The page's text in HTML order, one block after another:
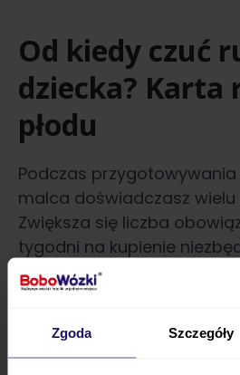
Zgoda Szczegóły
Od kiedy czuć
dziecka? Karta
płodu
Podczas
malca doświadczasz
Zwiększa się liczba
tygodni na kupienie
m.in. wózka z gondolą,
sprawne przemieszczanie
zestaw, który rośnie z